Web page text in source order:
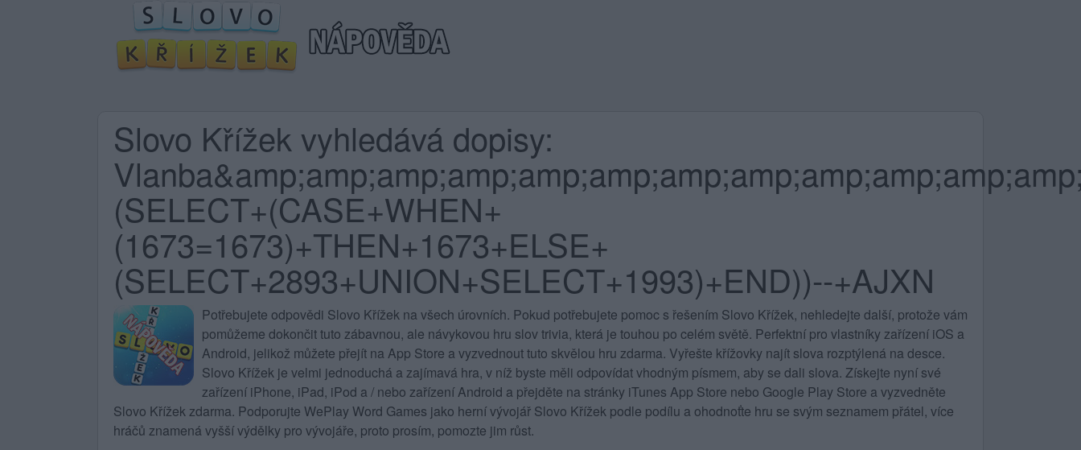
Slovo Křížek vyhledává dopisy:
(SELECT+(CASE+WHEN+
(1673=1673)+THEN+1673+ELSE+
(SELECT+2893+UNION+SELECT+1993)+END))--+AJXN
Potřebujete odpovědi Slovo Křížek na všech úrovních. Pokud potřebujete pomoc s řešením Slovo Křížek, nehledejte další, protože vám
pomůžeme dokončit tuto zábavnou, ale návykovou hru slov trivia, která je touhou po celém světě. Perfektní pro vlastníky zařízení iOS a
Android, jelikož můžete přejít na App Store a vyzvednout tuto skvělou hru zdarma. Vyřešte křížovky najít slova rozptýlená na desce.
Slovo Křížek je velmi jednoduchá a zajímavá hra, v níž byste měli odpovídat vhodným písmem, aby se dali slova. Získejte nyní své
zařízení iPhone, iPad, iPod a / nebo zařízení Android a přejděte na stránky iTunes App Store nebo Google Play Store a vyzvedněte
Slovo Křížek zdarma. Podporujte WePlay Word Games jako herní vývojář Slovo Křížek podle podílu a ohodnoťte hru se svým seznamem přátel, více
hráčů znamená vyšší výdělky pro vývojáře, proto prosím, pomozte jim růst.